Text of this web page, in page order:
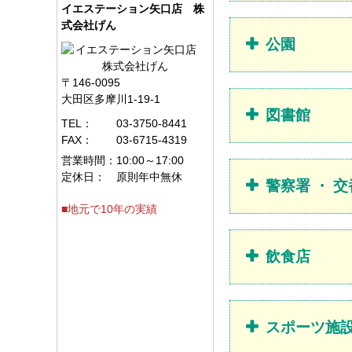
イエステーション矢口店 株
式会社げん
〒146-0095
大田区多摩川1-19-1
TEL：
03-3750-8441
FAX：
03-6715-4319
営業時間： 10:00～17:00
定休日：
原則年中無休
■地元で10年の実績
公園
図書館
警察署 ・ 交
飲食店
スポーツ施